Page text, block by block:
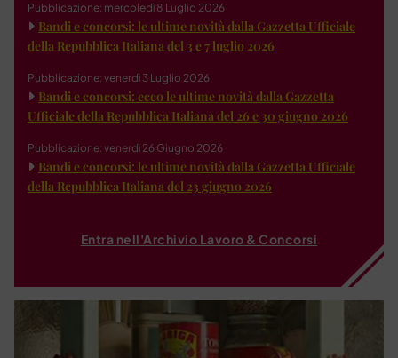
Pubblicazione: mercoledì 8 Luglio 2026
Bandi e concorsi: le ultime novità dalla Gazzetta Ufficiale
della Repubblica Italiana del 3 e 7 luglio 2026
Pubblicazione: venerdì 3 Luglio 2026
Bandi e concorsi: ecco le ultime novità dalla Gazzetta
Ufficiale della Repubblica Italiana del 26 e 30 giugno 2026
Pubblicazione: venerdì 26 Giugno 2026
Bandi e concorsi: le ultime novità dalla Gazzetta Ufficiale
della Repubblica Italiana del 23 giugno 2026
Entra nell'Archivio Lavoro & Concorsi